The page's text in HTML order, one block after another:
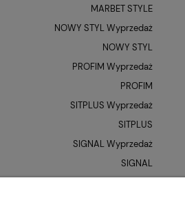
MARBET STYLE
NOWY STYL Wyprzedaż
NOWY STYL
PROFIM Wyprzedaż
PROFIM
SITPLUS Wyprzedaż
SITPLUS
SIGNAL Wyprzedaż
SIGNAL